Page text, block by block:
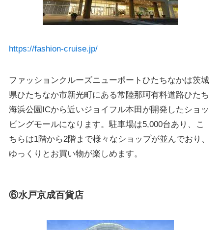
https://fashion-cruise.jp/
ファッションクルーズニューポートひたちなかは茨城
県ひたちなか市新光町にある常陸那珂有料道路ひたち
海浜公園ICから近いジョイフル本田が開発したショッ
ピングモールになります。駐車場は5,000台あり、こ
ちらは1階から2階まで様々なショップが並んでおり、
ゆっくりとお買い物が楽しめます。
⑥水戸京成百貨店